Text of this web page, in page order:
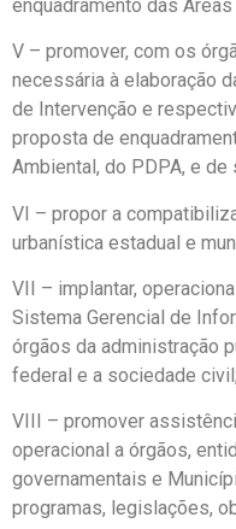
enquadramento das
V – promover, com os
necessária à elaboração
de Intervenção e
proposta de
Ambiental, do PDPA, e
VI – propor a
urbanística estadual e
VII – implantar,
Sistema Gerencial de
órgãos da administração
federal e a sociedade civil;
VIII – promover
operacional a órgãos,
governamentais e
programas, legislações,